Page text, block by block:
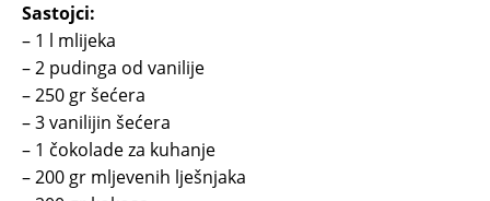
Sastojci:
– 1 l mlijeka
– 2 pudinga od vanilije
– 250 gr šećera
– 3 vanilijin šećera
– 1 čokolade za kuhanje
– 200 gr mljevenih lješnjaka